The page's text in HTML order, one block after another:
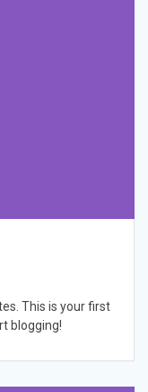
This is your first
blogging!